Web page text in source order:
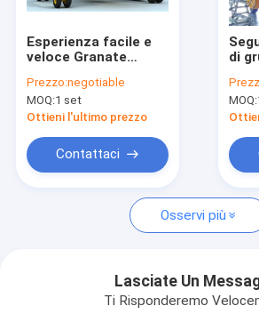
Chiedi un preventivo
Gru a ponte della singola trave
Gru a ponte della doppia trave
Gru a cavalletto della ferrovia
Esperienza facile e
veloce Granate
manipolazione del
materiale
Prezzo:negotiable
MOQ:1 set
Ottieni l'ultimo prezzo
Contattaci
di
o in
MOQ:
Osservi più
Lasciate Un
Ti Risponderemo